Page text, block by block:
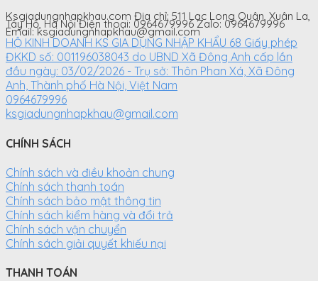
Ksgiadungnhapkhau.com Địa chỉ: 511 Lạc Long Quân, Xuân La,
Tây Hồ, Hà Nội Điện thoại: 0964679996 Zalo: 0964679996
Email: ksgiadungnhapkhau@gmail.com
HỘ KINH DOANH KS GIA DỤNG NHẬP KHẨU 68 Giấy phép
ĐKKD số: 001196038043 do UBND Xã Đông Anh cấp lần
đầu ngày: 03/02/2026 - Trụ sở: Thôn Phan Xá, Xã Đông
Anh, Thành phố Hà Nội, Việt Nam
0964679996
ksgiadungnhapkhau@gmail.com
CHÍNH SÁCH
Chính sách và điều khoản chung
Chính sách thanh toán
Chính sách bảo mật thông tin
Chính sách kiểm hàng và đổi trả
Chính sách vận chuyển
Chính sách giải quyết khiếu nại
THANH TOÁN